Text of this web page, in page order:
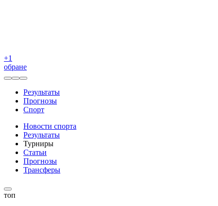
+1
обране
Результаты
Прогнозы
Спорт
Новости спорта
Результаты
Турниры
Статьи
Прогнозы
Трансферы
топ